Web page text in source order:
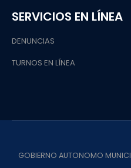
SERVICIOS EN LÍNEA
DENUNCIAS
TURNOS EN LÍNEA
GOBIERNO AUTONOMO